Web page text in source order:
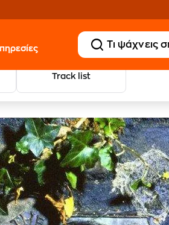
Track list